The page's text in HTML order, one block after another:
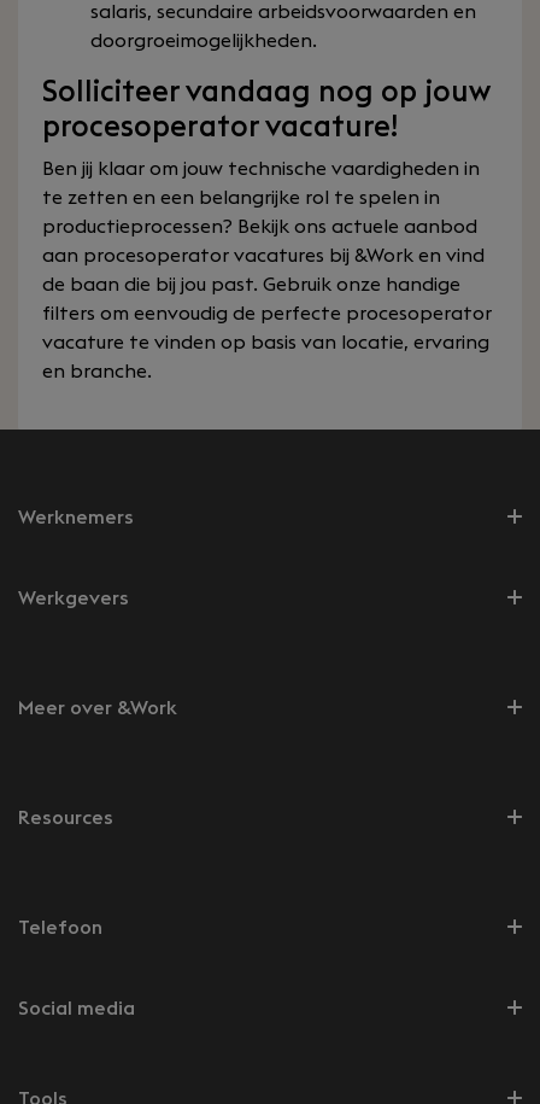
salaris, secundaire arbeidsvoorwaarden en
doorgroeimogelijkheden.
Solliciteer vandaag nog op jouw
procesoperator vacature!
Ben jij klaar om jouw technische vaardigheden in
te zetten en een belangrijke rol te spelen in
productieprocessen? Bekijk ons actuele aanbod
aan procesoperator vacatures bij &Work en vind
de baan die bij jou past. Gebruik onze handige
filters om eenvoudig de perfecte procesoperator
vacature te vinden op basis van locatie, ervaring
en branche.
Werknemers
Werkgevers
Meer over &Work
Resources
Telefoon
Social media
Tools